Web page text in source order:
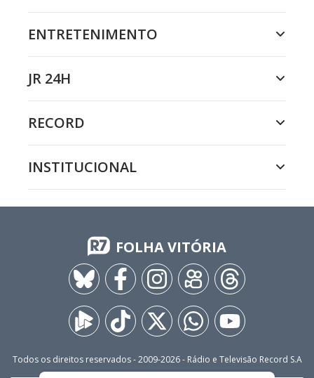
ENTRETENIMENTO
JR 24H
RECORD
INSTITUCIONAL
FOLHA VITÓRIA
Todos os direitos reservados - 2009-2026- Rádio e Televisão Record S.A